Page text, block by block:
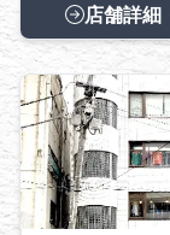
店舗詳細